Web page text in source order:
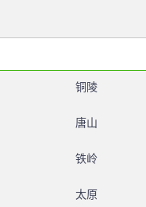
铜陵
唐山
铁岭
太原